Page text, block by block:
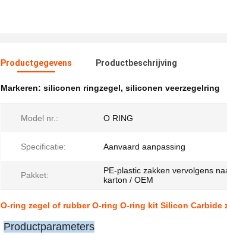
Productgegevens Productbeschrijving
Markeren: siliconen ringzegel, siliconen veerzegelring
Model nr.: O RING
Specificatie: Aanvaard aanpassing
Pakket:
PE-plastic zakken vervolgens
karton / OEM
O-ring zegel of rubber O-ring O-ring kit Silicon Carbide
Productparameters